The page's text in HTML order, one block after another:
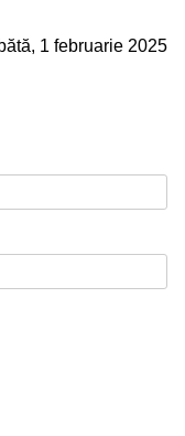
1 februarie 2025